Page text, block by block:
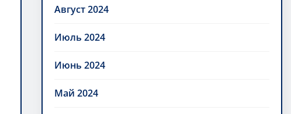
Август 2024
Июль 2024
Июнь 2024
Май 2024